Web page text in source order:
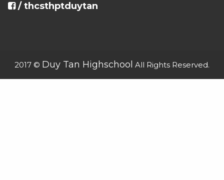
/ thcsthptduytan
2017 © Duy Tan Highschool All Rights Reserved.